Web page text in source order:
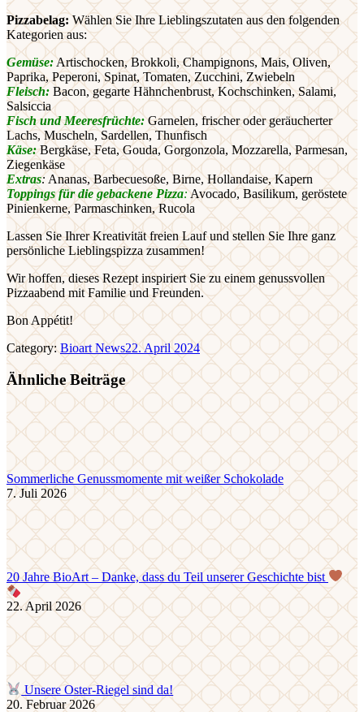
Pizzabelag:Wählen Sie Ihre Lieblingszutaten aus den folgenden
Kategorien aus:
Gemüse:Artischocken, Brokkoli, Champignons, Mais, Oliven,
Paprika, Peperoni, Spinat, Tomaten, Zucchini, Zwiebeln
Fleisch: Bacon, gegarte Hähnchenbrust, Kochschinken, Salami,
Salsiccia
Fisch und Meeresfrüchte:Garnelen, frischer oder geräucherter
Lachs, Muscheln, Sardellen, Thunfisch
Käse:Bergkäse, Feta, Gouda, Gorgonzola, Mozzarella, Parmesan,
Ziegenkäse
Extras: Ananas, Barbecuesoße, Birne, Hollandaise, Kapern
Toppings für die gebackene Pizza:Avocado, Basilikum, geröstete
Pinienkerne, Parmaschinken, Rucola
Lassen Sie Ihrer Kreativität freien Lauf und stellen Sie Ihre ganz
persönliche Lieblingspizza zusammen!
Wir hoffen, dieses Rezept inspiriert Sie zu einem genussvollen
Pizzaabend mit Familie und Freunden.
Bon Appétit!
Category:Bioart News22. April 2024
Ähnliche Beiträge
Sommerliche Genussmomente mit weißer Schokolade
7. Juli 2026
20 Jahre BioArt – Danke, dass du Teil unserer Geschichte bist
22. April 2026
Unsere Oster-Riegel sind da!
20. Februar 2026